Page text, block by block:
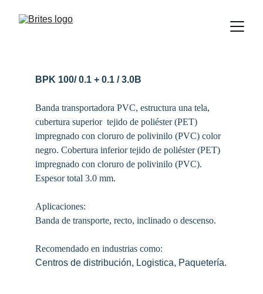
BPK 100/ 0.1 + 0.1 / 3.0B
Banda transportadora PVC, estructura una tela,
cubertura superior  tejido de poliéster (PET)
impregnado con cloruro de polivinilo (PVC) color
negro. Cobertura inferior tejido de poliéster (PET)
impregnado con cloruro de polivinilo (PVC).
Espesor total 3.0 mm.
Aplicaciones:
Banda de transporte, recto, inclinado o descenso.
Recomendado en industrias como:
Centros de distribución, Logistica, Paquetería.